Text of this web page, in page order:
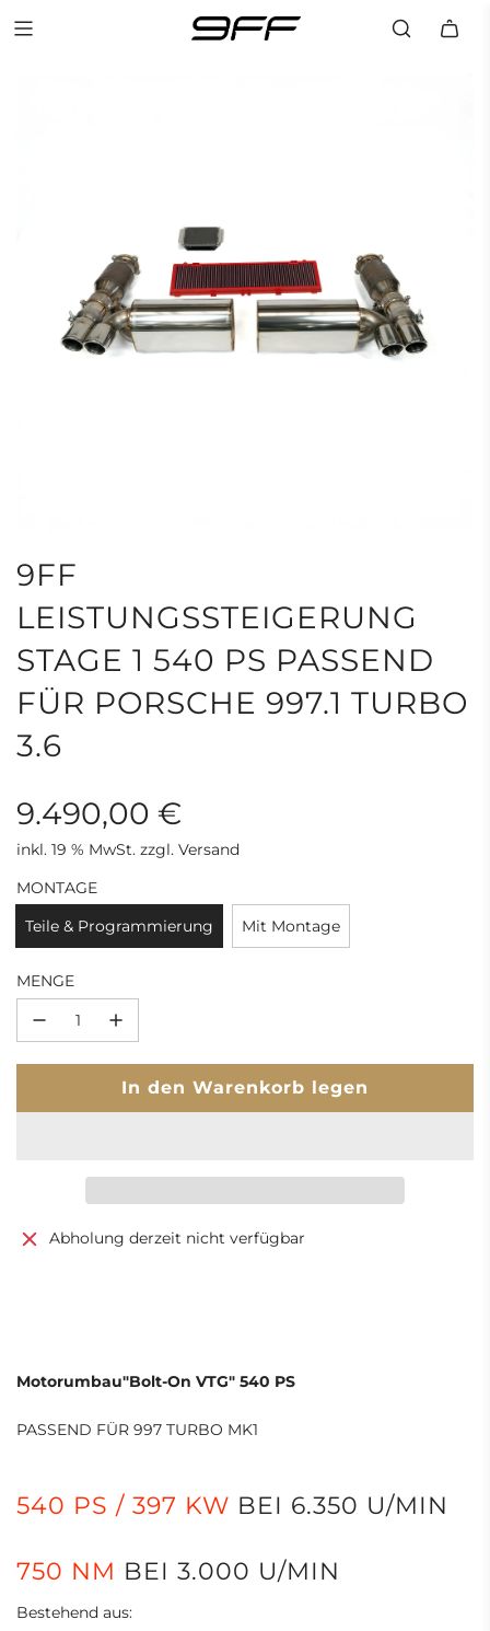
9FF
LEISTUNGSSTEIGERUNG
STAGE 1 540 PS PASSEND
FÜR PORSCHE 997.1 TURBO
3.6
Sonderpreis
Regulärer
Preis
9.490,00 €
inkl. 19 % MwSt. zzgl. Versand
MONTAGE
Teile & Programmierung
Mit Montage
MENGE
L
a
n
.
.
In den Warenkorb legen
Abholung derzeit nicht verfügbar
Motorumbau"Bolt-On VTG" 540 PS
PASSEND FÜR 997 TURBO MK1
540 PS / 397 KW BEI 6.350 U/MIN
750 NM BEI 3.000 U/MIN
Bestehend aus: